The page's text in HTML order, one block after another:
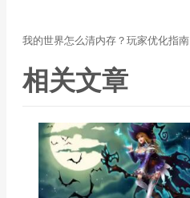
我的世界怎么清内存？玩家优化指南
相关文章